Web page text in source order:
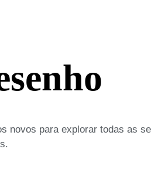
novos para explorar todas as